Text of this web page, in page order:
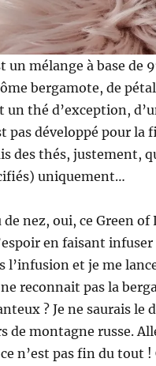
un mélange à base de
bergamote, de
un thé d’exception,
pas développé pour la
des thés, justement,
uniquement…
de nez, oui, ce Green
en faisant
l’infusion et je me
reconnait pas la
? Je ne saurais
de montagne russe.
n’est pas fin du tout